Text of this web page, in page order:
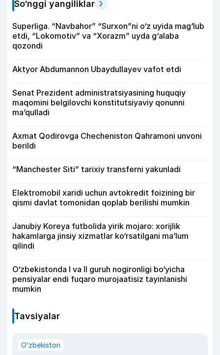
So‘nggi yangiliklar
Superliga. “Navbahor” “Surxon”ni o‘z uyida mag‘lub
etdi, “Lokomotiv” va “Xorazm” uyda g‘alaba
qozondi
Aktyor Abdu­mannon Ubaydullayev vafot etdi
Senat Prezident administratsiyasining huquqiy
maqomini belgilovchi konstitutsiyaviy qonunni
ma’qulladi
Axmat Qodirovga Checheniston Qahramoni unvoni
berildi
“Manchester Siti” tarixiy transferni yakunladi
Elektromobil xaridi uchun avtokredit foizining bir
qismi davlat tomonidan qoplab berilishi mumkin
Janubiy Koreya futbolida yirik mojaro: xorijlik
hakamlarga jinsiy xizmatlar ko‘rsatilgani ma’lum
qilindi
O‘zbekistonda I va II guruh nogironligi bo‘yicha
pensiyalar endi fuqaro murojaatisiz tayinlanishi
mumkin
Tavsiyalar
O‘zbekiston